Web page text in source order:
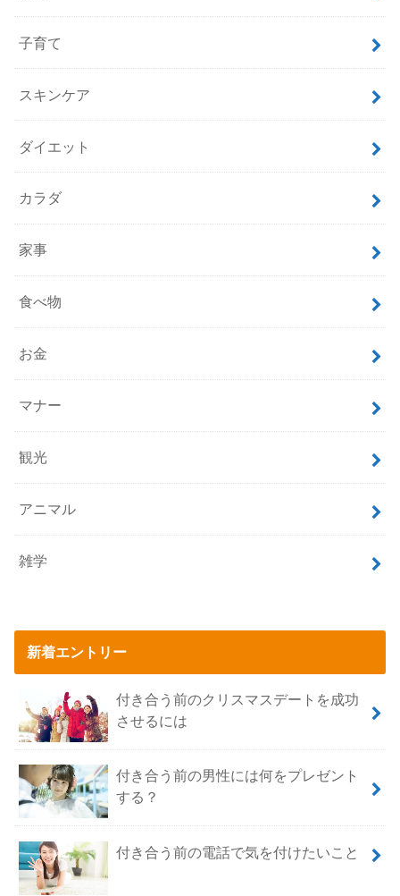
子育て
スキンケア
ダイエット
カラダ
家事
食べ物
お金
マナー
観光
アニマル
雑学
新着エントリー
付き合う前のクリスマスデートを成功
させるには
付き合う前の男性には何をプレゼント
する？
付き合う前の電話で気を付けたいこと